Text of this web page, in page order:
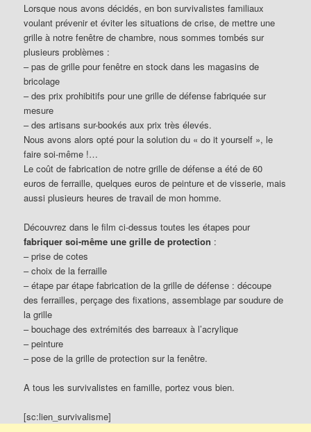
Lorsque nous avons décidés, en bon survivalistes familiaux
voulant prévenir et éviter les situations de crise, de mettre une
grille à notre fenêtre de chambre, nous sommes tombés sur
plusieurs problèmes :
– pas de grille pour fenêtre en stock dans les magasins de
bricolage
– des prix prohibitifs pour une grille de défense fabriquée sur
mesure
– des artisans sur-bookés aux prix très élevés.
Nous avons alors opté pour la solution du « do it yourself », le
faire soi-même !…
Le coût de fabrication de notre grille de défense a été de 60
euros de ferraille, quelques euros de peinture et de visserie, mais
aussi plusieurs heures de travail de mon homme.
Découvrez dans le film ci-dessus toutes les étapes pour
fabriquer soi-même une grille de protection :
– prise de cotes
– choix de la ferraille
– étape par étape fabrication de la grille de défense : découpe
des ferrailles, perçage des fixations, assemblage par soudure de
la grille
– bouchage des extrémités des barreaux à l’acrylique
– peinture
– pose de la grille de protection sur la fenêtre.
A tous les survivalistes en famille, portez vous bien.
[sc:lien_survivalisme]